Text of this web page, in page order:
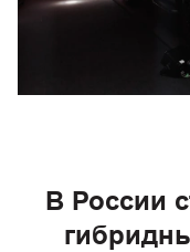
В России